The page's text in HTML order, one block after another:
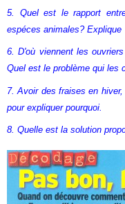
5. Quel est le rapport
espéces animales? Explique
6. D'où viennent les
Quel est le problème qui les
7. Avoir des fraises en
pour expliquer pourquoi.
8. Quelle est la solution